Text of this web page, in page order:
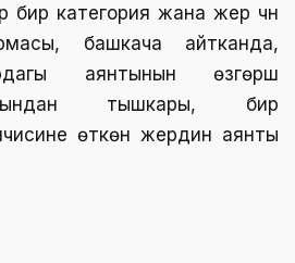
категория жана жер үчүн
башкача айтканда,
аянтынын өзгөрүшү
тышкары, бир
өткөн жердин аянты